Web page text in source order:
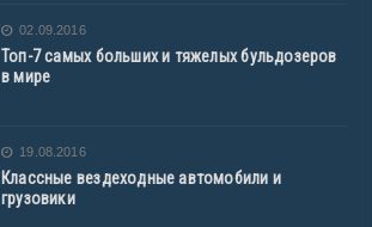
02.09.2016
Топ-7 самых больших и тяжелых бульдозеров
в мире
19.08.2016
Классные вездеходные автомобили и
грузовики